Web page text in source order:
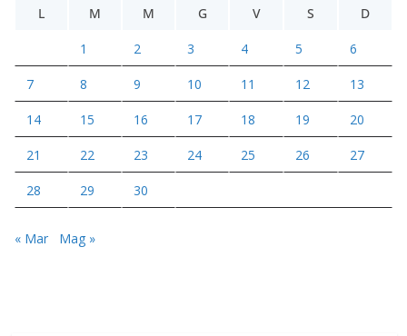
L
M M G V S D
1 2 3 4 5 6
7 8 9 10 11 12 13
14 15 16 17 18 19 20
21 22 23 24 25 26 27
28 29 30
« Mar Mag »